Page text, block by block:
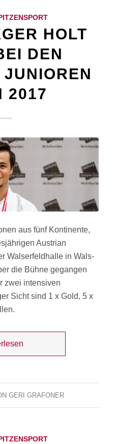
HOLT
DEN
2017
aus fünf Kontinente,
Austrian
Walserfeldhalle in Wals-
die Bühne gegangen
zwei intensiven
Sicht sind 1 x Gold, 5 x
GERI GRAFONER